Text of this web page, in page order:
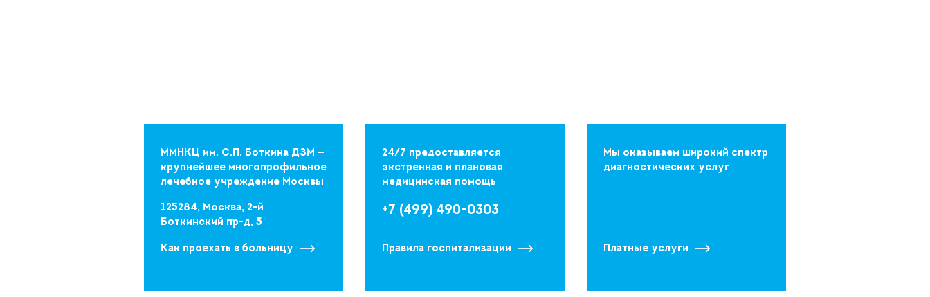
ММНКЦ им. С.П. Боткина ДЗМ —
крупнейшее многопрофильное
лечебное учреждение Москвы
125284, Москва, 2-й
Боткинский пр-д, 5
Как проехать в больницу
24/7 предоставляется
экстренная и плановая
медицинская помощь
+7 (499) 490-0303
Правила госпитализации
Мы оказываем широкий спектр
диагностических услуг
Платные услуги